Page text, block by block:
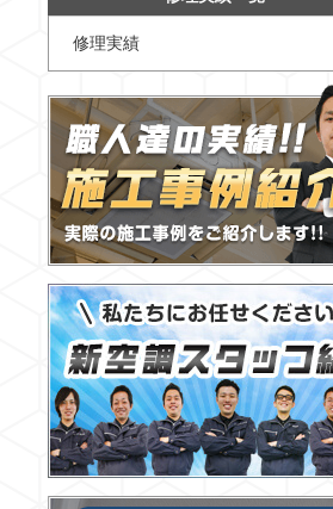
修理実績